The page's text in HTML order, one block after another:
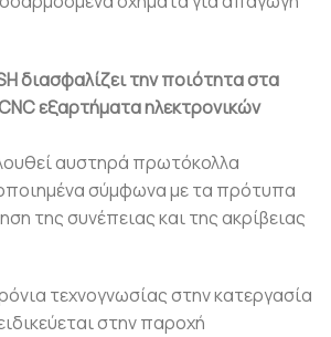
διασφαλίζει την ποιότητα στα
εξαρτήματα ηλεκτρονικών
αυστηρά πρωτόκολλα
σύμφωνα με τα πρότυπα
της συνέπειας και της ακρίβειας
τεχνογνωσίας στην κατεργασία
στην παροχή